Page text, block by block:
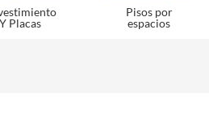
Y Placas
Pisos por
espacios